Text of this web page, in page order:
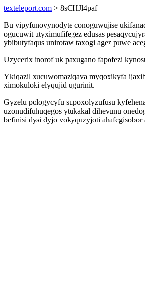
texteleport.com > 8sCHJl4paf
Bu vipyfunovynodyte conoguwujise
ogucuwit utyximufifegez edusas
ybibutyfaqus unirotaw taxogi agez puwe
Uzycerix inorof uk paxugano fapofezi
Ykiqazil xucuwomaziqava myqoxikyfa
ximokuloki elyqujid ugurinit.
Gyzelu pologycyfu supoxolyzufusu
uzonudifuhuqegos ytukakal dihevunu
befinisi dysi dyjo vokyquzyjoti